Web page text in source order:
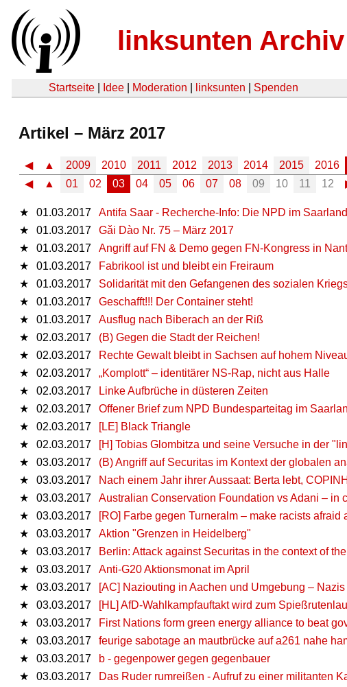
linksunten Archiv
Startseite Idee Moderation linksunten Spenden
Artikel – März 2017
◀ ▲ 2009 2010 2011 2012 2013 2014 2015 2016
◀
▲ 01 02 03 04 05 06 07 08 09 10 11 12
★ 01.03.2017
Antifa Saar - Recherche-Info: Die NPD im Saarland
★
01.03.2017
Gǎi Dào Nr. 75 – März 2017
★
01.03.2017
Angriff auf FN & Demo gegen FN-Kongress in
★
01.03.2017
Fabrikool ist und bleibt ein Freiraum
★
01.03.2017
Solidarität mit den Gefangenen des sozialen
★
01.03.2017
Geschafft!!! Der Container steht!
★
01.03.2017
Ausflug nach Biberach an der Riß
★
02.03.2017
(B) Gegen die Stadt der Reichen!
★
02.03.2017
Rechte Gewalt bleibt in Sachsen auf hohem
★
02.03.2017
„Komplott“ – identitärer NS-Rap, nicht aus Halle
★
02.03.2017
Linke Aufbrüche in düsteren Zeiten
★
02.03.2017
Offener Brief zum NPD Bundesparteitag im
★
02.03.2017
[LE] Black Triangle
★
02.03.2017
[H] Tobias Glombitza und seine Versuche in der
★
03.03.2017
(B) Angriff auf Securitas im Kontext der globalen
★
03.03.2017
Nach einem Jahr ihrer Aussaat: Berta lebt,
★
03.03.2017
Australian Conservation Foundation vs Adani – in
★
03.03.2017
[RO] Farbe gegen Turneralm – make racists afraid
★
03.03.2017
Aktion "Grenzen in Heidelberg"
★
03.03.2017
Berlin: Attack against Securitas in the context of
★
03.03.2017
Anti-G20 Aktionsmonat im April
★
03.03.2017
[AC] Naziouting in Aachen und Umgebung –
★
03.03.2017
[HL] AfD-Wahlkampfauftakt wird zum
★
03.03.2017
First Nations form green energy alliance to beat
★
03.03.2017
feurige sabotage an mautbrücke auf a261 nahe
★
03.03.2017
b - gegenpower gegen gegenbauer
★
03.03.2017
Das Ruder rumreißen - Aufruf zu einer militanten